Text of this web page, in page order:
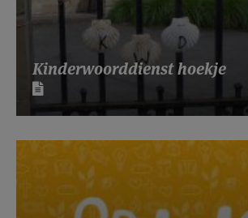
Kinderwoorddienst hoekje